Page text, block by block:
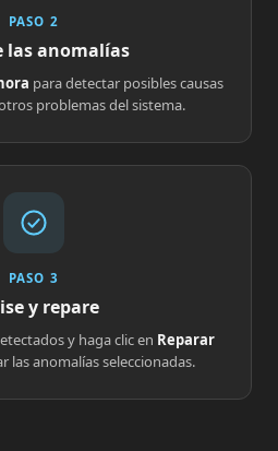
PASO 2
las anomalías
para detectar posibles causas
problemas del sistema.
PASO 3
y repare
y haga clic en Reparar
las anomalías seleccionadas.